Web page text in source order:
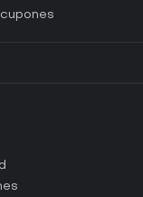
Key de Steam?
Key de Epic Games?
Key de GOG?